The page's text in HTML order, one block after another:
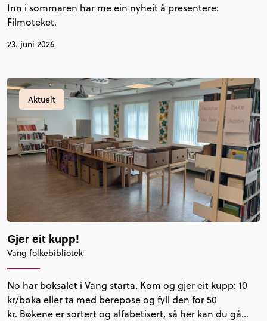
Inn i sommaren har me ein nyheit å presentere:
Filmoteket.
23. juni 2026
Aktuelt
Gjer eit kupp!
Vang folkebibliotek
No har boksalet i Vang starta. Kom og gjer eit kupp: 10
kr/boka eller ta med berepose og fyll den for 50
kr. Bøkene er sortert og alfabetisert, så her kan du gå…